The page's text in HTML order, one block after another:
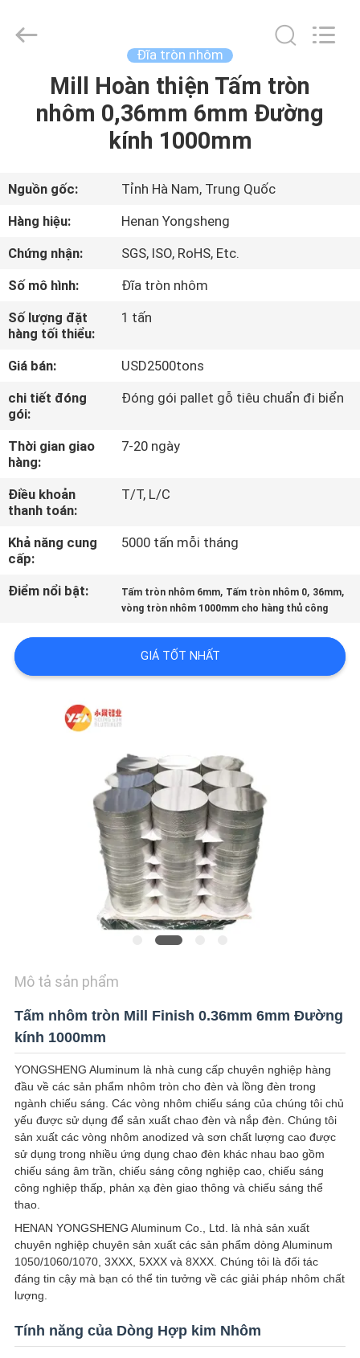
PHẨM
VỀ
TÔI
THAM
QUAN
NHÀ
KIỂM
SOÁT
CHẤT
LƯỢNG
HỆ
CHÚNG
BÁO
GIÁ
SITEMAP
CHÍNH
SÁCH
BẢO
MẬT
Aluminum
Industry
Đĩa tròn nhôm
Mill Hoàn thiện Tấm tròn
nhôm 0,36mm 6mm Đường
kính 1000mm
Nguồn gốc:
Tỉnh Hà Nam, Trung Quốc
Hàng hiệu:
Henan Yongsheng
Chứng nhận:
SGS, ISO, RoHS, Etc.
Số mô hình:
Đĩa tròn nhôm
Số lượng đặt
hàng tối thiểu:
1 tấn
Giá bán:
USD2500tons
chi tiết đóng
gói:
Đóng gói pallet gỗ tiêu chuẩn đi biển
Thời gian giao
hàng:
7-20 ngày
Điều khoản
thanh toán:
T/T, L/C
Khả năng cung
cấp:
5000 tấn mỗi tháng
Điểm nổi bật: Tấm tròn nhôm 6mm, Tấm tròn nhôm 0, 36mm,
vòng tròn nhôm 1000mm cho hàng thủ công
GIÁ TỐT NHẤT
Mô tả sản phẩm
Tấm nhôm tròn Mill Finish 0.36mm 6mm Đường
kính 1000mm
YONGSHENG Aluminum là nhà cung cấp chuyên nghiệp hàng
đầu về các sản phẩm nhôm tròn cho đèn và lồng đèn trong
ngành chiếu sáng. Các vòng nhôm chiếu sáng của chúng tôi chủ
yếu được sử dụng để sản xuất chao đèn và nắp đèn. Chúng tôi
sản xuất các vòng nhôm anodized và sơn chất lượng cao được
sử dụng trong nhiều ứng dụng chao đèn khác nhau bao gồm
chiếu sáng âm trần, chiếu sáng công nghiệp cao, chiếu sáng
công nghiệp thấp, phản xạ đèn giao thông và chiếu sáng thể
thao.
HENAN YONGSHENG Aluminum Co., Ltd. là nhà sản xuất
chuyên nghiệp chuyên sản xuất các sản phẩm dòng Aluminum
1050/1060/1070, 3XXX, 5XXX và 8XXX. Chúng tôi là đối tác
đáng tin cậy mà bạn có thể tin tưởng về các giải pháp nhôm chất
lượng.
Tính năng của Dòng Hợp kim Nhôm